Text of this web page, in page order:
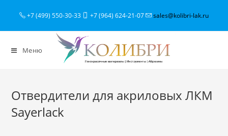
+7 (499) 550-30-33 +7 (964) 624-21-07 sales@kolibri-lak.ru
Меню
Отвердители для акриловых ЛКМ
Sayerlack